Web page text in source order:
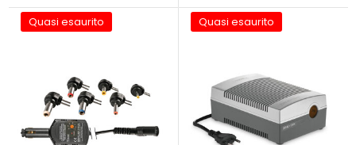
Quasi esaurito Quasi esaurito